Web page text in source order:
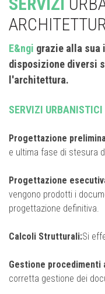
E&ngi grazie alla
disposizione diversi
l'architettura.
SERVIZI URBANISTICI
Progettazione
e ultima fase di stesura
Progettazione
vengono prodotti i
progettazione definitiva.
Calcoli Strutturali:Si
Gestione procedimenti
corretta gestione dei